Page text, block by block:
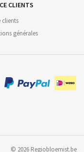
CLIENTS
clients
générales
© 2026 Regiobloemist.be